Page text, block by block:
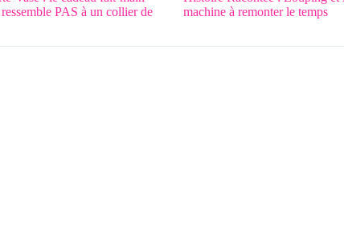
PAS à un collier de
machine à remonter le temps